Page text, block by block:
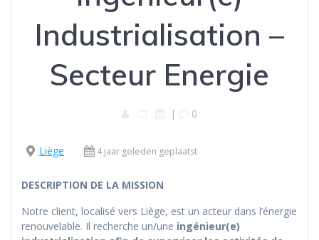
Industrialisation –
Secteur Energie
| 0
Liège 4 jaar geleden geplaatst
DESCRIPTION DE LA MISSION
Notre client, localisé vers Liège, est un acteur dans l’énergie
renouvelable. Il recherche un/une ingénieur(e)